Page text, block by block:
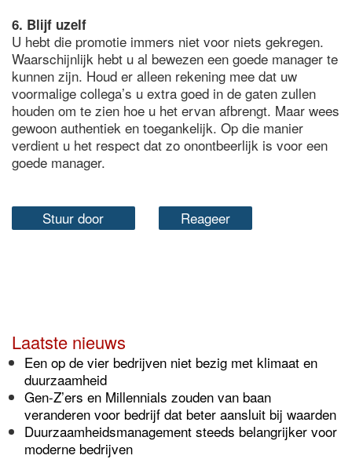
6. Blijf uzelf
U hebt die promotie immers niet voor niets gekregen.
Waarschijnlijk hebt u al bewezen een goede manager te
kunnen zijn. Houd er alleen rekening mee dat uw
voormalige collega’s u extra goed in de gaten zullen
houden om te zien hoe u het ervan afbrengt. Maar wees
gewoon authentiek en toegankelijk. Op die manier
verdient u het respect dat zo onontbeerlijk is voor een
goede manager.
Stuur door Reageer
Laatste nieuws
Een op de vier bedrijven niet bezig met klimaat en
duurzaamheid
Gen-Z’ers en Millennials zouden van baan
veranderen voor bedrijf dat beter aansluit bij waarden
Duurzaamheidsmanagement steeds belangrijker voor
moderne bedrijven